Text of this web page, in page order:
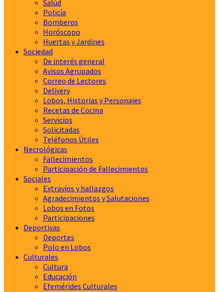
Salúd
Policía
Bomberos
Horóscopo
Huertas y Jardines
Sociedad
De interés general
Avisos Agrupados
Correo de Lectores
Delivery
Lobos, Historias y Personajes
Recetas de Cocina
Servicios
Solicitadas
Teléfonos Útiles
Necrológicas
Fallecimientos
Participación de Fallecimientos
Sociales
Extravíos y hallazgos
Agradecimientos y Salutaciones
Lobos en Fotos
Participaciones
Deportivas
Deportes
Polo en Lobos
Culturales
Cultura
Educación
Efemérides Culturales